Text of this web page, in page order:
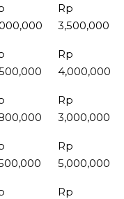
Rp
3,500,000
Rp
4,000,000
Rp
3,000,000
Rp
5,000,000
Rp